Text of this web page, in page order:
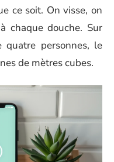
ce soit. On visse, on
chaque douche. Sur
personnes, le
de mètres cubes.